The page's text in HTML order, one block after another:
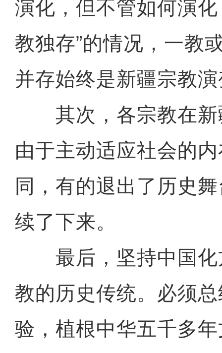
演化，但不管如何演
教独存”的情况，一教
并存始终是新疆宗教
其次，各宗教在新
由于主动适应社会的
同，有的退出了历史
续了下来。
最后，坚持中国化
教的历史传统。必须
验，植根中华五千多